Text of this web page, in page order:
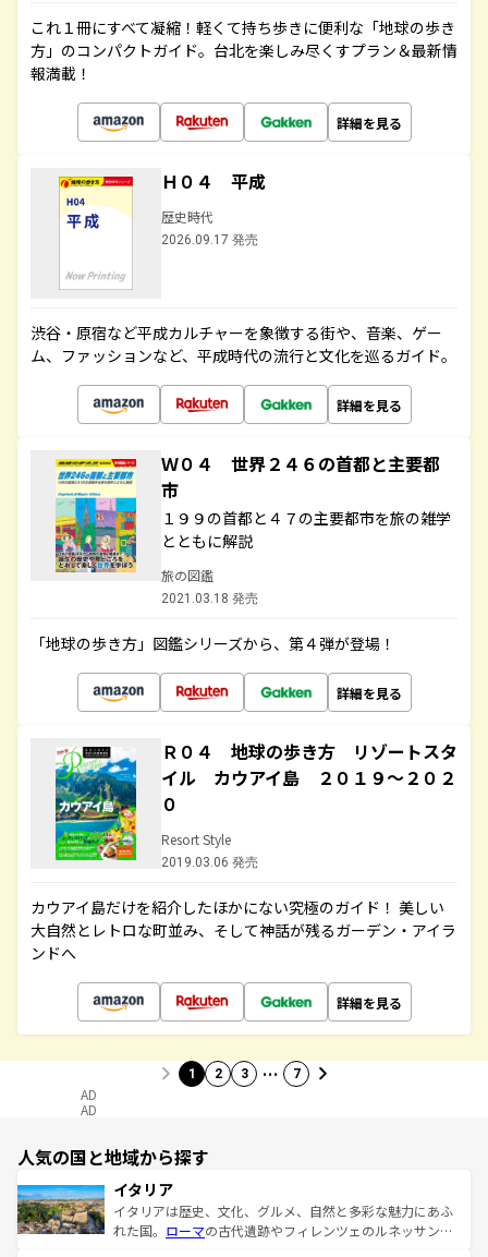
これ１冊にすべて凝縮！軽くて持ち歩きに便利な「地球の歩き
方」のコンパクトガイド。台北を楽しみ尽くすプラン＆最新情
報満載！
詳細を見る
Ｈ０４ 平成
歴史時代
2026.09.17 発売
渋谷・原宿など平成カルチャーを象徴する街や、音楽、ゲー
ム、ファッションなど、平成時代の流行と文化を巡るガイド。
詳細を見る
Ｗ０４ 世界２４６の首都と主要都
市
１９９の首都と４７の主要都市を旅の雑学
とともに解説
旅の図鑑
2021.03.18 発売
「地球の歩き方」図鑑シリーズから、第４弾が登場！
詳細を見る
Ｒ０４ 地球の歩き方 リゾートスタ
イル カウアイ島 ２０１９～２０２
０
Resort Style
2019.03.06 発売
カウアイ島だけを紹介したほかにない究極のガイド！ 美しい
大自然とレトロな町並み、そして神話が残るガーデン・アイラ
ンドへ
詳細を見る
1 2 3 … 7
AD
AD
人気の国と地域から探す
イタリア
イタリアは歴史、文化、グルメ、自然と多彩な魅力にあふ
れた国。 ローマの古代遺跡やフィレンツェのルネッサンス